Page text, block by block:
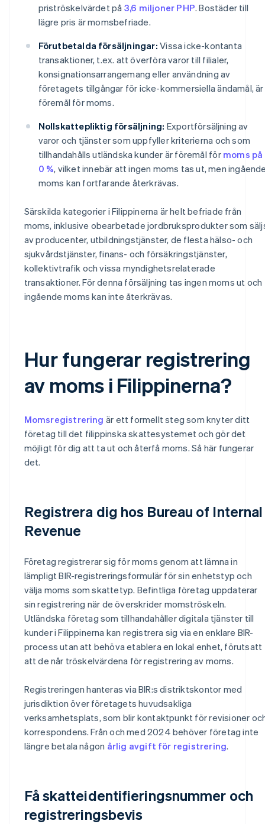
priströskelvärdet på 3,6 miljoner PHP. Bostäder till
lägre pris är momsbefriade.
Förutbetalda försäljningar: Vissa icke-kontanta
transaktioner, t.ex. att överföra varor till filialer,
konsignationsarrangemang eller användning av
företagets tillgångar för icke-kommersiella ändamål, är
föremål för moms.
Nollskattepliktig försäljning: Exportförsäljning av
varor och tjänster som uppfyller kriterierna och som
tillhandahålls utländska kunder är föremål för moms på
0 %, vilket innebär att ingen moms tas ut, men
moms kan fortfarande återkrävas.
Särskilda kategorier i Filippinerna är helt befriade från
moms, inklusive obearbetade jordbruksprodukter som
av producenter, utbildningstjänster, de flesta hälso- och
sjukvårdstjänster, finans- och försäkringstjänster,
kollektivtrafik och vissa myndighetsrelaterade
transaktioner. För denna försäljning tas ingen moms ut och
ingående moms kan inte återkrävas.
Hur fungerar registrering
av moms i Filippinerna?
Momsregistrering är ett formellt steg som knyter ditt
företag till det filippinska skattesystemet och gör det
möjligt för dig att ta ut och återfå moms. Så här fungerar
det.
Registrera dig hos Bureau of Internal
Revenue
Företag registrerar sig för moms genom att lämna in
lämpligt BIR-registreringsformulär för sin enhetstyp och
välja moms som skattetyp. Befintliga företag uppdaterar
sin registrering när de överskrider momströskeln.
Utländska företag som tillhandahåller digitala tjänster till
kunder i Filippinerna kan registrera sig via en enklare BIR-
process utan att behöva etablera en lokal enhet, förutsatt
att de når tröskelvärdena för registrering av moms.
Registreringen hanteras via BIR:s distriktskontor med
jurisdiktion över företagets huvudsakliga
verksamhetsplats, som blir kontaktpunkt för revisioner
korrespondens. Från och med 2024 behöver företag inte
längre betala någon årlig avgift för registrering.
Få skatteidentifieringsnummer och
registreringsbevis